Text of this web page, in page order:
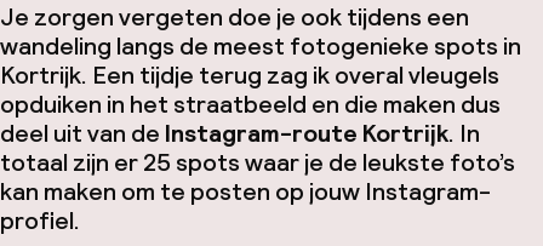
Je zorgen vergeten doe je ook tijdens een
wandeling langs de meest fotogenieke spots in
Kortrijk. Een tijdje terug zag ik overal vleugels
opduiken in het straatbeeld en die maken dus
deel uit van de Instagram-route Kortrijk. In
totaal zijn er 25 spots waar je de leukste foto’s
kan maken om te posten op jouw Instagram-
profiel.